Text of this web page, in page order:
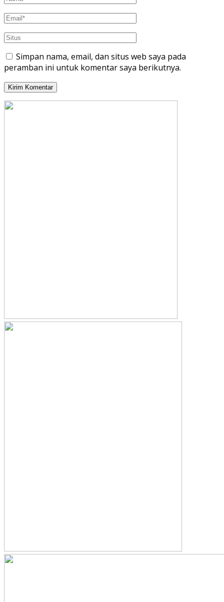
Simpan nama, email, dan situs web saya pada
peramban ini untuk komentar saya berikutnya.